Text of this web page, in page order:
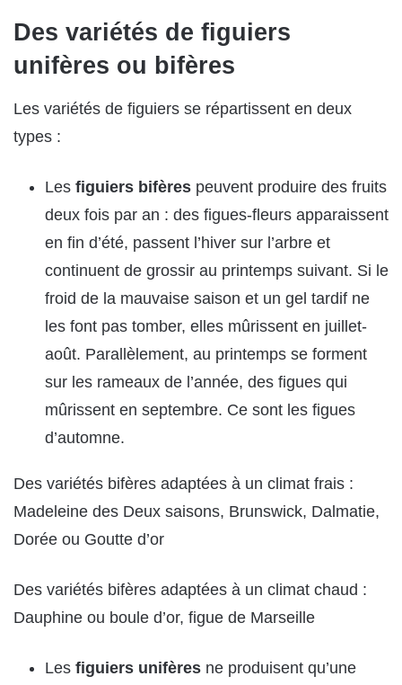
Des variétés de figuiers
unifères ou bifères
Les variétés de figuiers se répartissent en deux
types :
Les figuiers bifères peuvent produire des fruits
deux fois par an : des figues-fleurs apparaissent
en fin d’été, passent l’hiver sur l’arbre et
continuent de grossir au printemps suivant. Si le
froid de la mauvaise saison et un gel tardif ne
les font pas tomber, elles mûrissent en juillet-
août. Parallèlement, au printemps se forment
sur les rameaux de l’année, des figues qui
mûrissent en septembre. Ce sont les figues
d’automne.
Des variétés bifères adaptées à un climat frais :
Madeleine des Deux saisons, Brunswick, Dalmatie,
Dorée ou Goutte d’or
Des variétés bifères adaptées à un climat chaud :
Dauphine ou boule d’or, figue de Marseille
Les figuiers unifères ne produisent qu’une